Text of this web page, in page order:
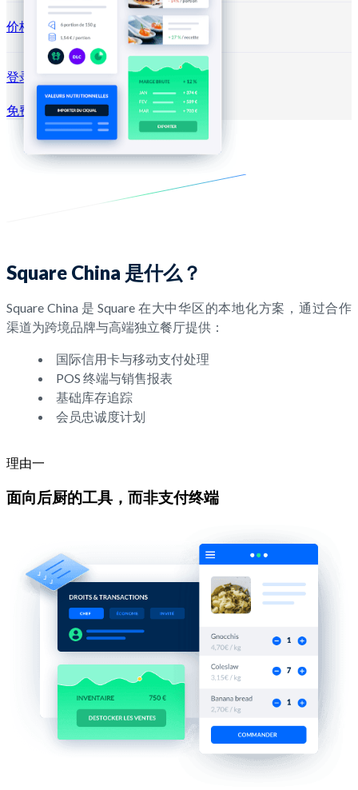
价格方案
登录 →
免费试用注册
Square China 是什么？
Square China 是 Square 在大中华区的本地化方案，通过合作
渠道为跨境品牌与高端独立餐厅提供：
国际信用卡与移动支付处理
POS 终端与销售报表
基础库存追踪
会员忠诚度计划
理由一
面向后厨的工具，而非支付终端